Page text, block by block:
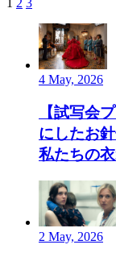
1 2 3
4 May, 2026
【試写会
にしたお
私たちの
2 May, 2026